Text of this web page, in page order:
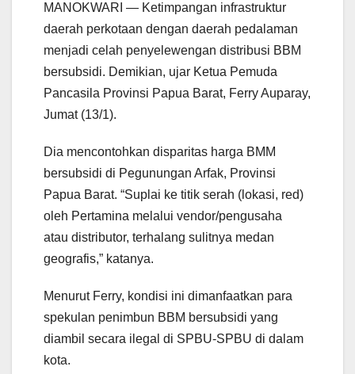
MANOKWARI — Ketimpangan infrastruktur
daerah perkotaan dengan daerah pedalaman
menjadi celah penyelewengan distribusi BBM
bersubsidi. Demikian, ujar Ketua Pemuda
Pancasila Provinsi Papua Barat, Ferry Auparay,
Jumat (13/1).
Dia mencontohkan disparitas harga BMM
bersubsidi di Pegunungan Arfak, Provinsi
Papua Barat. “Suplai ke titik serah (lokasi, red)
oleh Pertamina melalui vendor/pengusaha
atau distributor, terhalang sulitnya medan
geografis,” katanya.
Menurut Ferry, kondisi ini dimanfaatkan para
spekulan penimbun BBM bersubsidi yang
diambil secara ilegal di SPBU-SPBU di dalam
kota.